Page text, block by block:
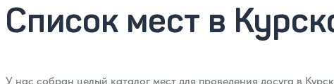
Список мест в
У нас собран целый каталог мест для проведения досуга в